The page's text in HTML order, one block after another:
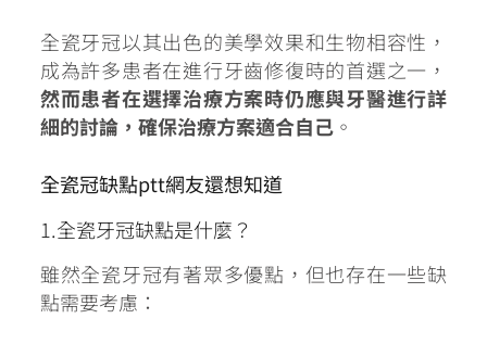
全瓷牙冠以其出色的美學效果和生物相容性，
成為許多患者在進行牙齒修復時的首選之一，
然而患者在選擇治療方案時仍應與牙醫進行詳
細的討論，確保治療方案適合自己。
全瓷冠缺點ptt網友還想知道
1.全瓷牙冠缺點是什麼？
雖然全瓷牙冠有著眾多優點，但也存在一些缺
點需要考慮：